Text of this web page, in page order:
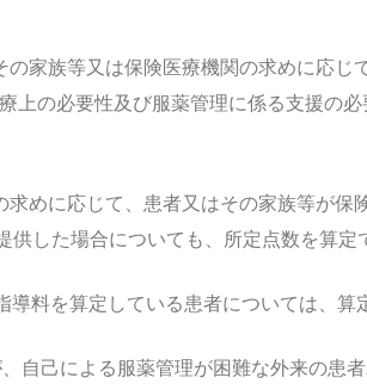
家族等又は保険医療機関の求めに応じ
上の必要性及び服薬管理に係る支援の
めに応じて、患者又はその家族等が保
した場合についても、所定点数を算定
料を算定している患者については、算
自己による服薬管理が困難な外来の患